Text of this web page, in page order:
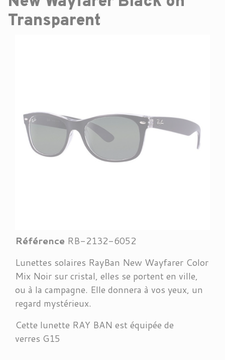
Transparent
Référence RB-2132-6052
Lunettes solaires RayBan New Wayfarer Color
Mix Noir sur cristal, elles se portent en ville,
ou à la campagne. Elle donnera à vos yeux, un
regard mystérieux.
Cette lunette RAY BAN est équipée de
verres G15